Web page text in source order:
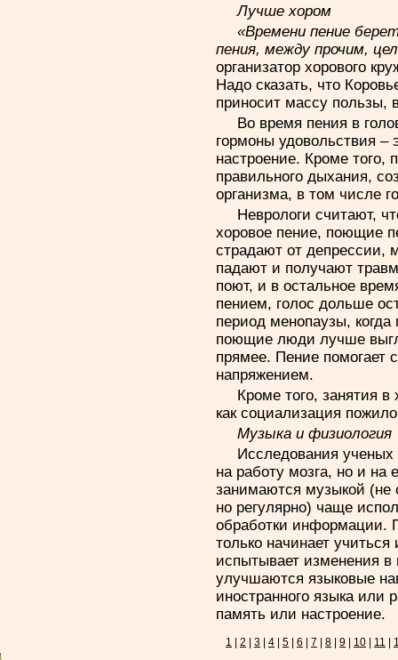
Лучше хором
«Времени пение
пения, между прочим,
организатор хорового
Надо сказать, что
приносит массу пользы,
Во время пения в
гормоны удовольствия
настроение. Кроме того,
правильного дыхания,
организма, в том числе
Неврологи считают,
хоровое пение, поющие
страдают от депрессии,
падают и получают
поют, и в остальное
пением, голос дольше
период менопаузы,
поющие люди лучше
прямее. Пение помогает
напряжением.
Кроме того, занятия
как социализация
Музыка и физиология
Исследования ученых
на работу мозга, но и на
занимаются музыкой (не
но регулярно) чаще
обработки информации.
только начинает
испытывает изменения в
улучшаются языковые
иностранного языка или
память или настроение.
1 2 3 4 5 6 7 8 9 10 11